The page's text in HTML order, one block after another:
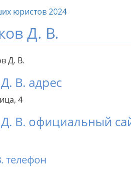
Д. В.
В. адрес
4
В. официальный
телефон